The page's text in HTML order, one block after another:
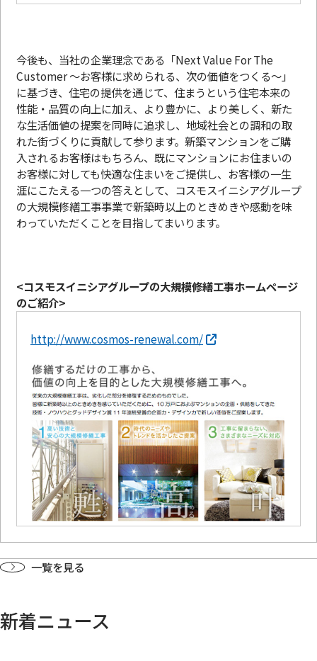
今後も、当社の企業理念である「Next Value For The
Customer 〜お客様に求められる、次の価値をつくる〜」
に基づき、住宅の提供を通じて、住まうという住宅本来の
性能・品質の向上に加え、より豊かに、より美しく、新た
な生活価値の提案を同時に追求し、地域社会との調和の取
れた街づくりに貢献して参ります。新築マンションをご購
入されるお客様はもちろん、既にマンションにお住まいの
お客様に対しても快適な住まいをご提供し、お客様の一生
涯にこたえる一つの答えとして、コスモスイニシアグループ
の大規模修繕工事事業で新築時以上のときめきや感動を味
わっていただくことを目指してまいります。
<コスモスイニシアグループの大規模修繕工事ホームページ
のご紹介>
http://www.cosmos-renewal.com/
一覧を見る
新着ニュース